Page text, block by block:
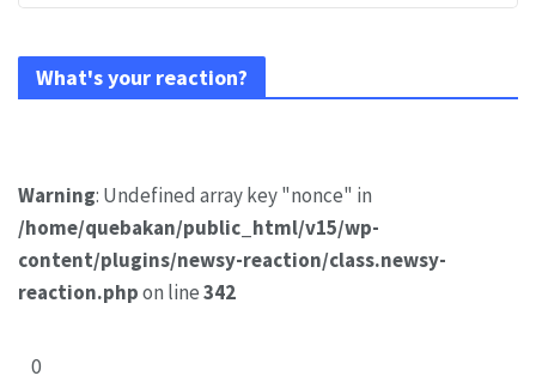
What's your reaction?
Warning: Undefined array key "nonce" in
/home/quebakan/public_html/v15/wp-
content/plugins/newsy-reaction/class.newsy-
reaction.phpon line342
0